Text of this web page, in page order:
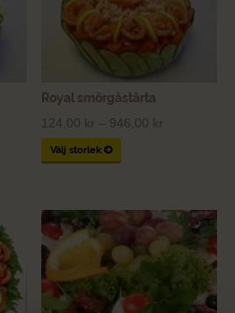
Royal smörgåstårta
124,00 kr – 946,00 kr
Välj storlek